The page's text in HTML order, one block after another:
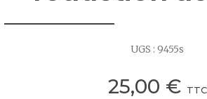
UGS : 9455s
25,00 € TTC